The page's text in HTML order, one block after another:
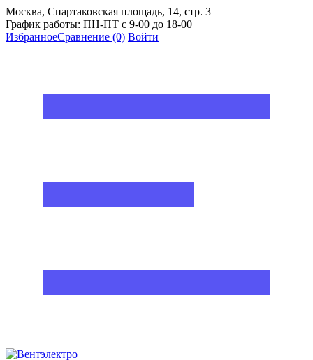
Москва, Спартаковская площадь, 14, стр. 3
График работы: ПН-ПТ с 9-00 до 18-00
ИзбранноеСравнение (0) Войти